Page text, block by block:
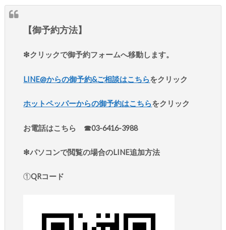
【御予約方法】
❇︎クリックで御予約フォームへ移動します。
LINE@からの御予約&ご相談はこちらをクリック
ホットペッパーからの御予約はこちらをクリック
お電話はこちら ☎︎03-6416-3988
❇︎パソコンで閲覧の場合のLINE追加方法
①QRコード